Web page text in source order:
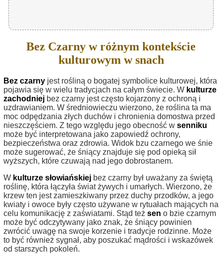
Bez Czarny w różnym kontekście
kulturowym w snach
Bez czarny jest rośliną o bogatej symbolice kulturowej, która
pojawia się w wielu tradycjach na całym świecie. W kulturze
zachodniej bez czarny jest często kojarzony z ochroną i
uzdrawianiem. W średniowieczu wierzono, że roślina ta ma
moc odpędzania złych duchów i chronienia domostwa przed
nieszczęściem. Z tego względu jego obecność w senniku
może być interpretowana jako zapowiedź ochrony,
bezpieczeństwa oraz zdrowia. Widok bzu czarnego we śnie
może sugerować, że śniący znajduje się pod opieką sił
wyższych, które czuwają nad jego dobrostanem.
W kulturze słowiańskiej bez czarny był uważany za świętą
roślinę, która łączyła świat żywych i umarłych. Wierzono, że
krzew ten jest zamieszkiwany przez duchy przodków, a jego
kwiaty i owoce były często używane w rytuałach mających na
celu komunikację z zaświatami. Stąd też sen o bzie czarnym
może być odczytywany jako znak, że śniący powinien
zwrócić uwagę na swoje korzenie i tradycje rodzinne. Może
to być również sygnał, aby poszukać mądrości i wskazówek
od starszych pokoleń.